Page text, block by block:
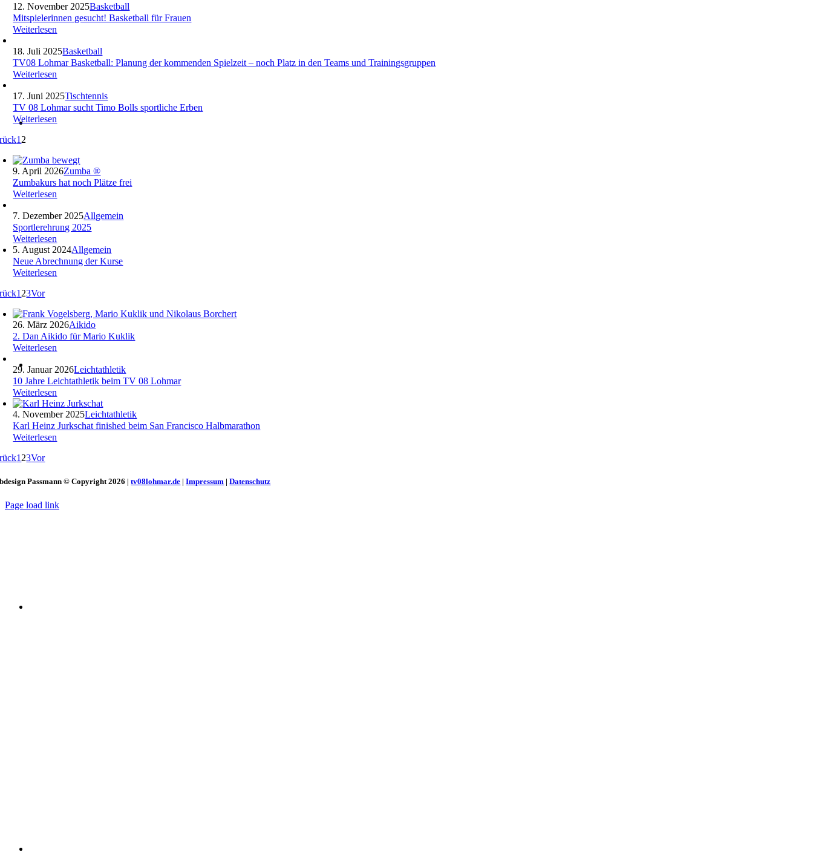
12. November 2025Basketball
Mitspielerinnen gesucht! Basketball für Frauen
Weiterlesen
18. Juli 2025Basketball
TV08 Lohmar Basketball: Planung der kommenden Spielzeit – noch Platz in den Teams und Trainingsgruppen
Weiterlesen
17. Juni 2025Tischtennis
TV 08 Lohmar sucht Timo Bolls sportliche Erben
Weiterlesen
1 2
9. April 2026Zumba ®
Zumbakurs hat noch Plätze frei
Weiterlesen
7. Dezember 2025Allgemein
Sportlerehrung 2025
Weiterlesen
5. August 2024Allgemein
Neue Abrechnung der Kurse
Weiterlesen
1 23Vor
26. März 2026Aikido
2. Dan Aikido für Mario Kuklik
Weiterlesen
29. Januar 2026Leichtathletik
10 Jahre Leichtathletik beim TV 08 Lohmar
Weiterlesen
4. November 2025Leichtathletik
Karl Heinz Jurkschat finished beim San Francisco Halbmarathon
Weiterlesen
1 23Vor
Passmann © Copyright 2026 |tv08lohmar.de |Impressum |Datenschutz
Page load link